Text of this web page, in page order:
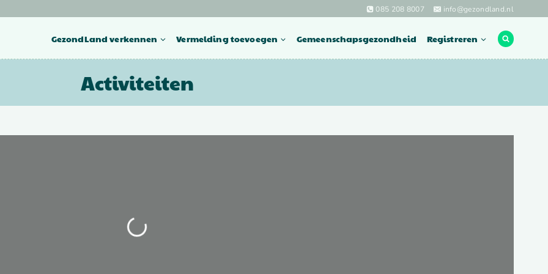
085 208 8007 info@gezondland.nl
GezondLand verkennen Vermelding toevoegen Gemeenschapsgezondheid Registreren
Activiteiten